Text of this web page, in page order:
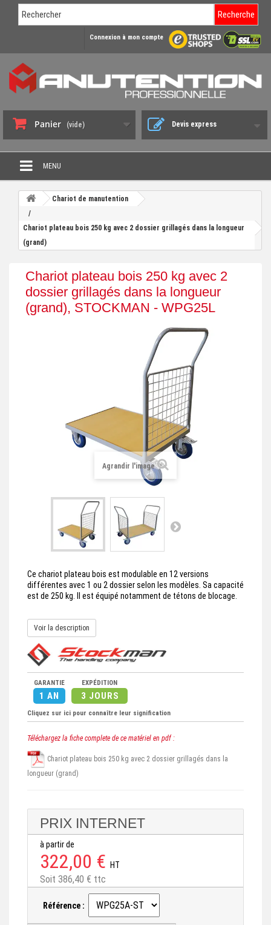
Recherche
Connexion à mon compte
Panier (vide) Devis express
MENU
PROMO DÉSTOCKAGE
CHARIOT DE MANUTENTION
+
DIABLE DE MANUTENTION
REMORQUE INDUSTRIELLE
ROULEUR ET PLATEAU ROULANT
Chariot de manutention
Chariot plateau bois 250 kg avec 2 dossier grillagés dans la longueur
(grand)
Chariot plateau bois 250 kg avec 2
dossier grillagés dans la longueur
(grand), STOCKMAN - WPG25L
Agrandir l'image
Ce chariot plateau bois est modulable en 12 versions
différentes avec 1 ou 2 dossier selon les modèles. Sa capacité
est de 250 kg. Il est équipé notamment de tétons de blocage.
Voir la description
GARANTIE
1 AN
EXPÉDITION
3 JOURS
Cliquez sur ici pour connaître leur signification
Téléchargez la fiche complete de ce matériel en pdf :
Chariot plateau bois 250 kg avec 2 dossier grillagés dans la
longueur (grand)
PRIX INTERNET
à partir de
322,00 € HT
Soit 386,40 € ttc
Référence :